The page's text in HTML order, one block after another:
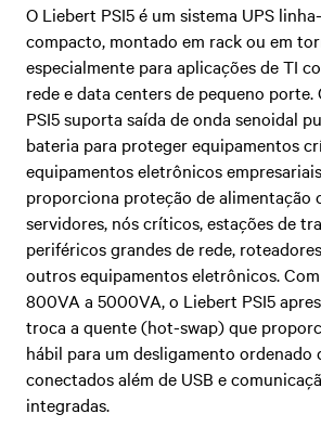
O Liebert PSI5 é um sistema UPS
compacto, montado em rack ou em
especialmente para aplicações de TI
rede e data centers de pequeno porte.
PSI5 suporta saída de onda senoidal
bateria para proteger equipamentos
equipamentos eletrônicos
proporciona proteção de alimentação
servidores, nós críticos, estações de
periféricos grandes de rede,
outros equipamentos eletrônicos.
800VA a 5000VA, o Liebert PSI5
troca a quente (hot-swap) que
hábil para um desligamento ordenado
conectados além de USB e
integradas.